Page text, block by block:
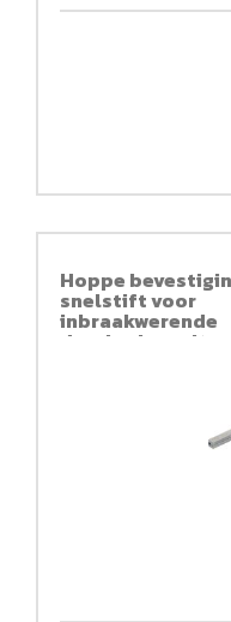
Hoppe
snelstift voor
inbraakwerende